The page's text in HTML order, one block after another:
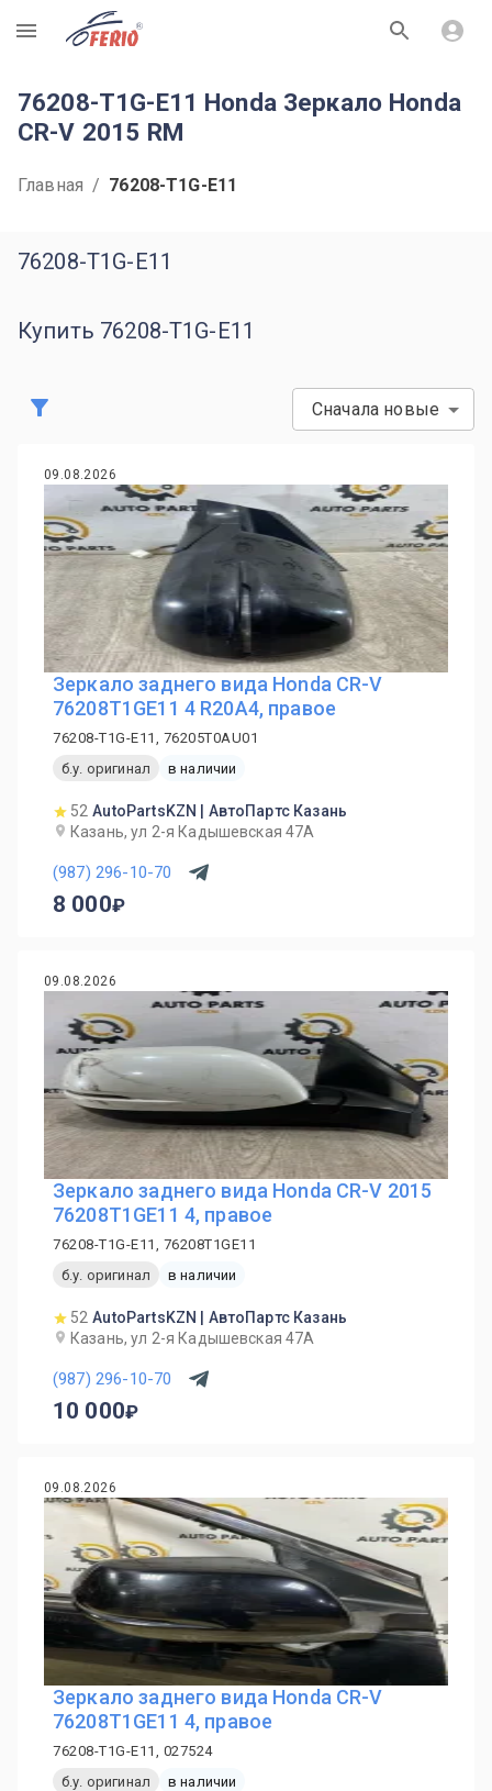
R
76208-T1G-E11 Honda Зеркало Honda
CR-V 2015 RM
Главная / 76208-T1G-E11
76208-T1G-E11
Купить 76208-T1G-E11
Сначала новые
09.08.2026
Зеркало заднего вида Honda CR-V
76208T1GE11 4 R20A4, правое
76208-T1G-E11, 76205T0AU01
б.у. оригинал
в наличии
52 AutoPartsKZN | АвтоПартс Казань
Казань, ул 2-я Кадышевская 47А
(987) 296-10-70
8 000
09.08.2026
Зеркало заднего вида Honda CR-V 2015
76208T1GE11 4, правое
76208-T1G-E11, 76208T1GE11
б.у. оригинал
в наличии
52 AutoPartsKZN | АвтоПартс Казань
Казань, ул 2-я Кадышевская 47А
(987) 296-10-70
10 000
09.08.2026
Зеркало заднего вида Honda CR-V
76208T1GE11 4, правое
76208-T1G-E11, 027524
б.у. оригинал
в наличии